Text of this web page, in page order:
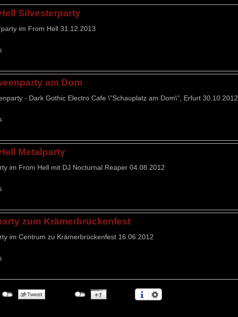
Silvesterparty
im From Hell 31.12.2013
am Dom
- Dark Gothic Electro Cafe \"Schauplatz am Dom\", Erfurt 30.10.2012
Metalparty
im From Hell mit DJ Nocturnal Reaper 04.08.2012
zum Krämerbrückenfest
im Centrum zu Krämerbrückenfest 16.06.2012